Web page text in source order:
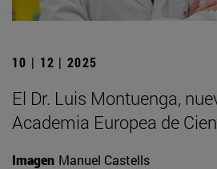
10 | 12 | 2025
El Dr. Luis Montuenga,
Academia Europea de
Imagen Manuel Castells